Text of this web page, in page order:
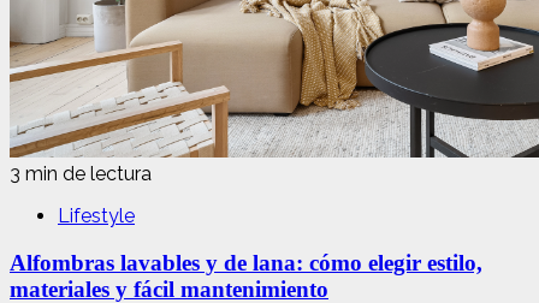
3 min de lectura
Lifestyle
Alfombras lavables y de lana: cómo elegir estilo,
materiales y fácil mantenimiento